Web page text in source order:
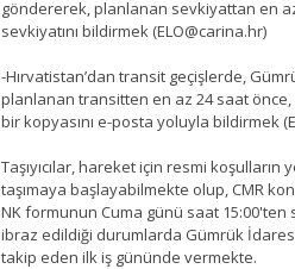
göndererek, planlanan sevkiyattan en
sevkiyatını bildirmek (ELO@carina.hr)
-Hırvatistan’dan transit geçişlerde,
planlanan transitten en az 24 saat
bir kopyasını e-posta yoluyla bildirmek
Taşıyıcılar, hareket için resmi
taşımaya başlayabilmekte olup, CMR
NK formunun Cuma günü saat
ibraz edildiği durumlarda Gümrük
takip eden ilk iş gününde vermekte.